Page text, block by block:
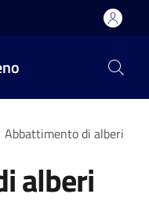
Abbattimento di alberi
alberi